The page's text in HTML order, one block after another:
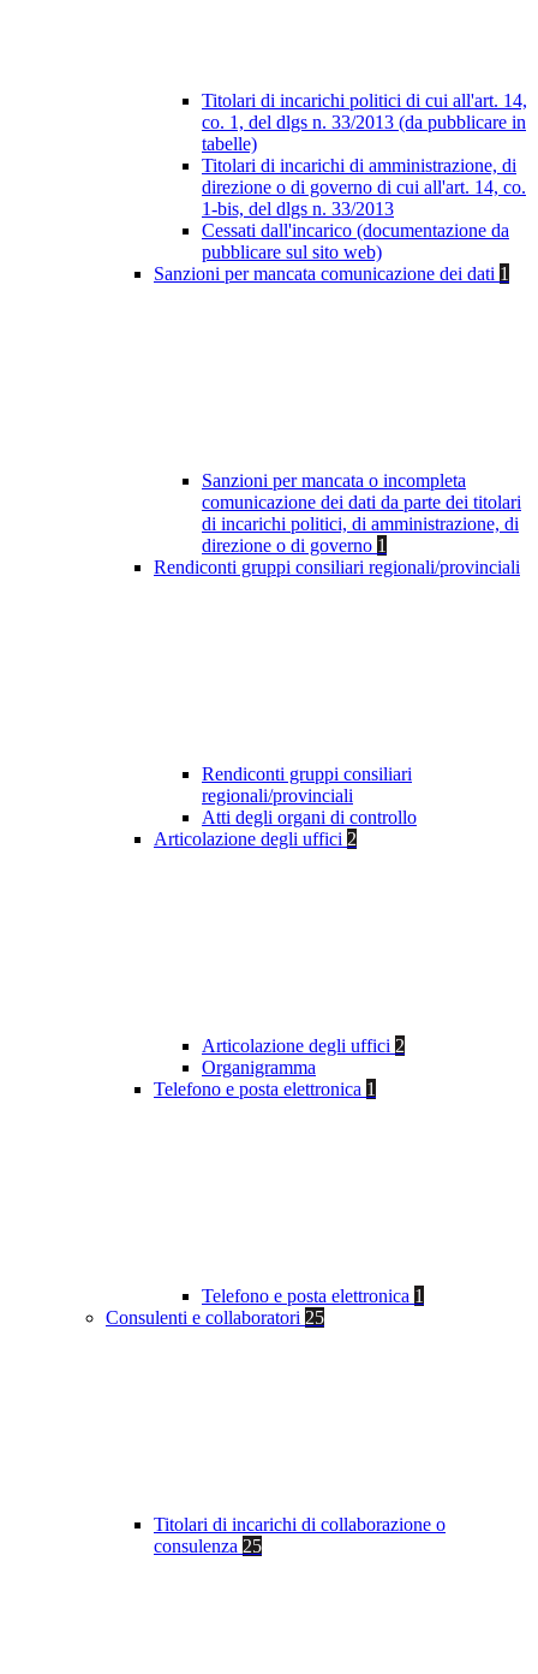
Titolari di incarichi politici di cui all'art. 14,
co. 1, del dlgs n. 33/2013 (da pubblicare in
tabelle)
Titolari di incarichi di amministrazione, di
direzione o di governo di cui all'art. 14, co.
1-bis, del dlgs n. 33/2013
Cessati dall'incarico (documentazione da
pubblicare sul sito web)
Sanzioni per mancata comunicazione dei dati 1
Sanzioni per mancata o incompleta
comunicazione dei dati da parte dei titolari
di incarichi politici, di amministrazione, di
direzione o di governo 1
Rendiconti gruppi consiliari regionali/provinciali
Rendiconti gruppi consiliari
regionali/provinciali
Atti degli organi di controllo
Articolazione degli uffici 2
Articolazione degli uffici 2
Organigramma
Telefono e posta elettronica 1
Telefono e posta elettronica 1
Consulenti e collaboratori 25
Titolari di incarichi di collaborazione o
consulenza 25